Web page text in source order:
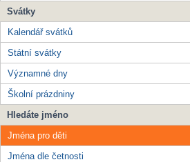
Svátky
Kalendář svátků
Státní svátky
Významné dny
Školní prázdniny
Hledáte jméno
Jména pro děti
Jména dle četnosti